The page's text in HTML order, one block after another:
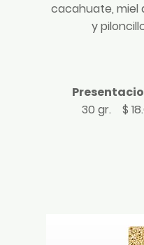
cacahuate, miel
y
30 gr. $